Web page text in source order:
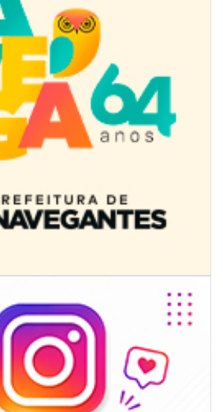
de Itajaí reúnem especialistas para
inovação